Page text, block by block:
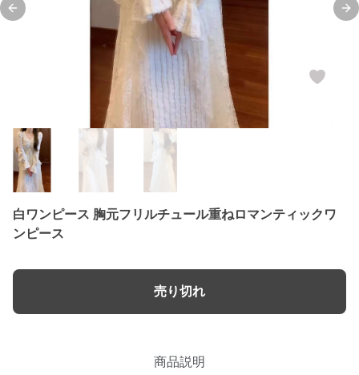
Previous slide
白ワンピース 胸元フリルチュール重ねロマンティックワ
ンピース
売り切れ
商品説明